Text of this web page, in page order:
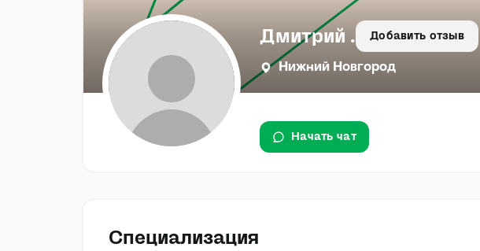
Дмитрий . Добавить отзыв
Нижний Новгород
Начать чат
Специализация